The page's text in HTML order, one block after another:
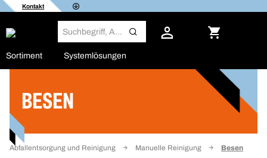
Kontakt
Sortiment Systemlösungen
BESEN
Abfallentsorgung und Reinigung Manuelle Reinigung Besen
Filter